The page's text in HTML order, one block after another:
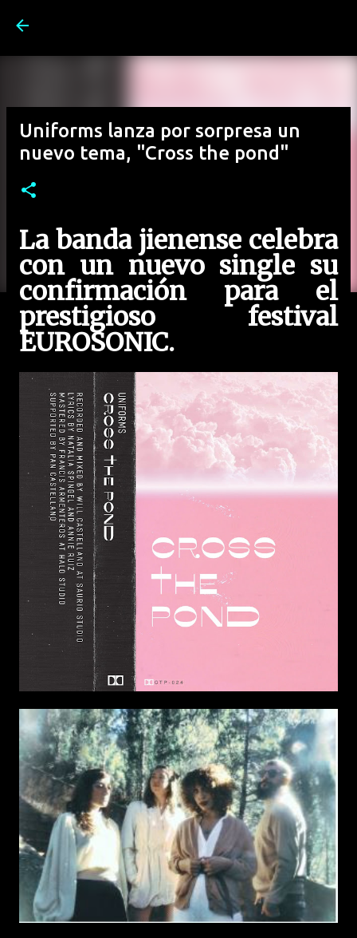
Uniforms lanza por sorpresa un
nuevo tema, "Cross the pond"
La banda jienense celebra
con un nuevo single su
confirmación para el
prestigioso festival
EUROSONIC.